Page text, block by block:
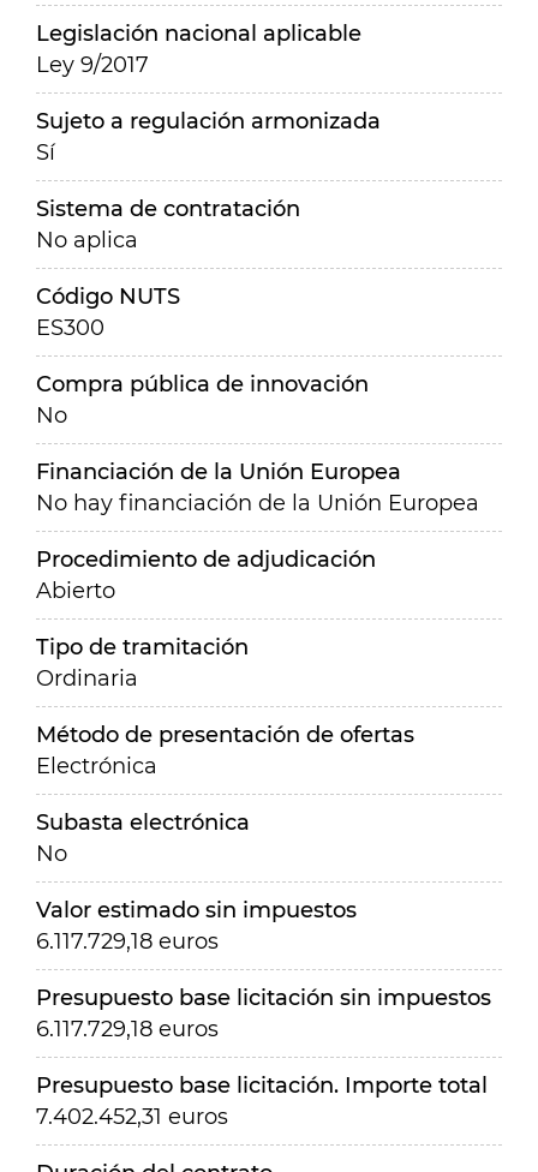
Legislación nacional aplicable
Ley 9/2017
Sujeto a regulación armonizada
Sí
Sistema de contratación
No aplica
Código NUTS
ES300
Compra pública de innovación
No
Financiación de la Unión Europea
No hay financiación de la Unión Europea
Procedimiento de adjudicación
Abierto
Tipo de tramitación
Ordinaria
Método de presentación de ofertas
Electrónica
Subasta electrónica
No
Valor estimado sin impuestos
6.117.729,18 euros
Presupuesto base licitación sin impuestos
6.117.729,18 euros
Presupuesto base licitación. Importe total
7.402.452,31 euros